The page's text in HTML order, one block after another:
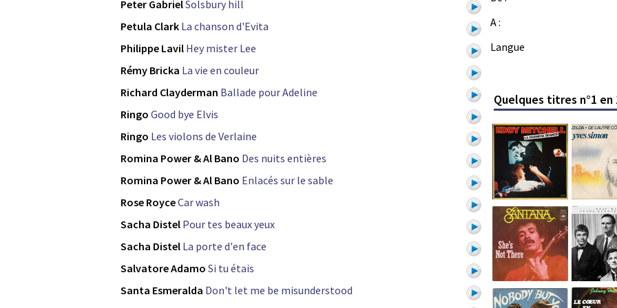
Peter GabrielSolsbury hill
Petula Clark La chanson d'Evita
Philippe Lavil Hey mister Lee
Rémy Bricka La vie en couleur
Richard Clayderman Ballade pour Adeline
Ringo Good bye Elvis
Ringo Les violons de Verlaine
Romina Power & Al Bano Des nuits entières
Romina Power & Al Bano Enlacés sur le sable
Rose RoyceCar wash
Sacha Distel Pour tes beaux yeux
Sacha Distel La porte d'en face
Salvatore Adamo Si tu étais
Santa Esmeralda Don't let me be misunderstood
A :
Langue
Quelques titres n°1 en